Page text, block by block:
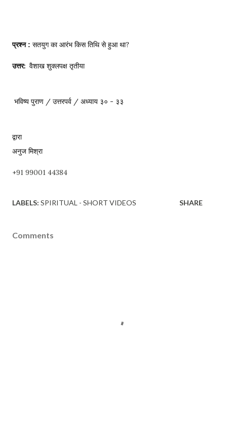
प्रश्न : सतयुग का आरंभ किस तिथि से हुआ था?
उत्तर:
  वैशाख शुक्लपक्ष तृतीया
भविष्य पुराण / उत्तरपर्व / अध्याय ३० - ३३
द्वारा
अनुज मिश्रा
+91 99001 44384
LABELS: SPIRITUAL - SHORT VIDEOS SHARE
Comments